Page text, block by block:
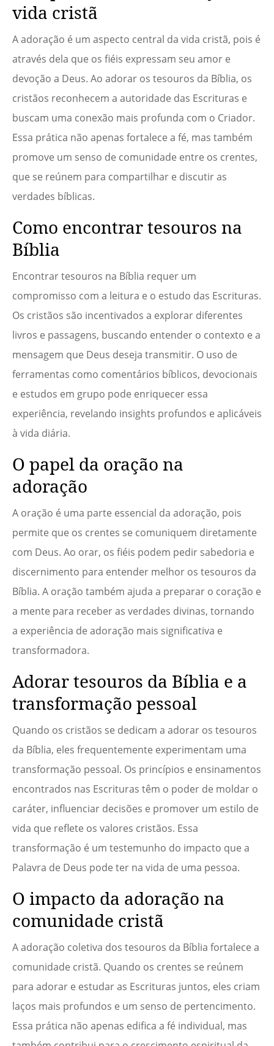
vida cristã
A adoração é um aspecto central da vida cristã, pois é
através dela que os fiéis expressam seu amor e
devoção a Deus. Ao adorar os tesouros da Bíblia, os
cristãos reconhecem a autoridade das Escrituras e
buscam uma conexão mais profunda com o Criador.
Essa prática não apenas fortalece a fé, mas também
promove um senso de comunidade entre os crentes,
que se reúnem para compartilhar e discutir as
verdades bíblicas.
Como encontrar tesouros na
Bíblia
Encontrar tesouros na Bíblia requer um
compromisso com a leitura e o estudo das Escrituras.
Os cristãos são incentivados a explorar diferentes
livros e passagens, buscando entender o contexto e a
mensagem que Deus deseja transmitir. O uso de
ferramentas como comentários bíblicos, devocionais
e estudos em grupo pode enriquecer essa
experiência, revelando insights profundos e aplicáveis
à vida diária.
O papel da oração na
adoração
A oração é uma parte essencial da adoração, pois
permite que os crentes se comuniquem diretamente
com Deus. Ao orar, os fiéis podem pedir sabedoria e
discernimento para entender melhor os tesouros da
Bíblia. A oração também ajuda a preparar o coração e
a mente para receber as verdades divinas, tornando
a experiência de adoração mais significativa e
transformadora.
Adorar tesouros da Bíblia e a
transformação pessoal
Quando os cristãos se dedicam a adorar os tesouros
da Bíblia, eles frequentemente experimentam uma
transformação pessoal. Os princípios e ensinamentos
encontrados nas Escrituras têm o poder de moldar o
caráter, influenciar decisões e promover um estilo de
vida que reflete os valores cristãos. Essa
transformação é um testemunho do impacto que a
Palavra de Deus pode ter na vida de uma pessoa.
O impacto da adoração na
comunidade cristã
A adoração coletiva dos tesouros da Bíblia fortalece a
comunidade cristã. Quando os crentes se reúnem
para adorar e estudar as Escrituras juntos, eles criam
laços mais profundos e um senso de pertencimento.
Essa prática não apenas edifica a fé individual, mas